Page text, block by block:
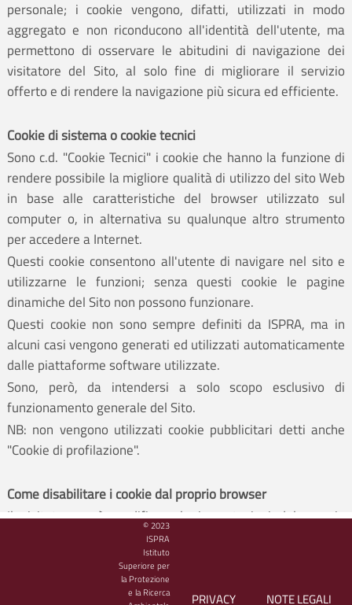
personale; i cookie vengono, difatti, utilizzati in modo
aggregato e non riconducono all'identità dell'utente, ma
permettono di osservare le abitudini di navigazione dei
visitatore del Sito, al solo fine di migliorare il servizio
offerto e di rendere la navigazione più sicura ed efficiente.
Cookie di sistema o cookie tecnici
Sono c.d. "Cookie Tecnici" i cookie che hanno la funzione di
rendere possibile la migliore qualità di utilizzo del sito Web
in base alle caratteristiche del browser utilizzato sul
computer o, in alternativa su qualunque altro strumento
per accedere a Internet.
Questi cookie consentono all'utente di navigare nel sito e
utilizzarne le funzioni; senza questi cookie le pagine
dinamiche del Sito non possono funzionare.
Questi cookie non sono sempre definiti da ISPRA, ma in
alcuni casi vengono generati ed utilizzati automaticamente
dalle piattaforme software utilizzate.
Sono, però, da intendersi a solo scopo esclusivo di
funzionamento generale del Sito.
NB: non vengono utilizzati cookie pubblicitari detti anche
"Cookie di profilazione".
Come disabilitare i cookie dal proprio browser
Il visitatore può modificare le impostazioni del proprio
browser in modo da inibire i cookie o per essere allertato
che dei cookie vengono inviati al suo dispositivo.
Il visitatore può fare riferimento al manuale d'istruzioni o
alla schermata di aiuto del suo browser per scoprire come
© 2023
ISPRA
Istituto
Superiore per
la Protezione
e la Ricerca
PRIVACY NOTE LEGALI